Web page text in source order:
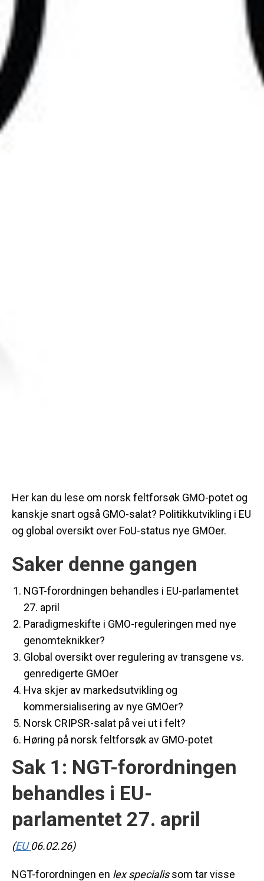
Her kan du lese om norsk feltforsøk GMO-potet og
kanskje snart også GMO-salat? Politikkutvikling i EU
og global oversikt over FoU-status nye GMOer.
Saker denne gangen
NGT-forordningen behandles i EU-parlamentet
27. april
Paradigmeskifte i GMO-reguleringen med nye
genomteknikker?
Global oversikt over regulering av transgene vs.
genredigerte GMOer
Hva skjer av markedsutvikling og
kommersialisering av nye GMOer?
Norsk CRIPSR-salat på vei ut i felt?
Høring på norsk feltforsøk av GMO-potet
Sak 1: NGT-forordningen
behandles i EU-
parlamentet 27. april
(EU06.02.26)
NGT-forordningen en lex specialissom tar visse